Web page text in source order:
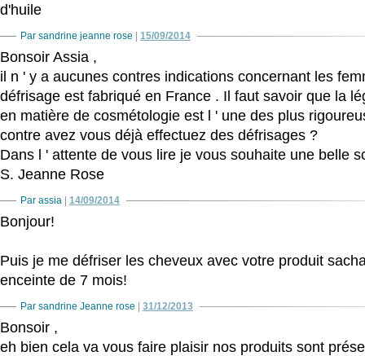
d'huile
Par sandrine jeanne rose 15/09/2014
Bonsoir Assia ,
il n ' y a aucunes contres indications concernant les
défrisage est fabriqué en France . Il faut savoir que la
en matière de cosmétologie est l ' une des plus
contre avez vous déjà effectuez des défrisages ?
Dans l ' attente de vous lire je vous souhaite une belle
S. Jeanne Rose
Par assia 14/09/2014
Bonjour!
Puis je me défriser les cheveux avec votre produit
enceinte de 7 mois!
Par sandrine Jeanne rose 31/12/2013
Bonsoir ,
eh bien cela va vous faire plaisir nos produits sont